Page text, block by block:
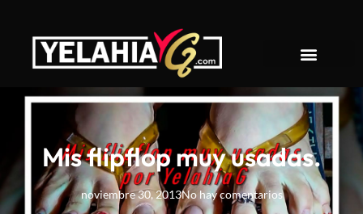
Mis flipflop muy usadas.
noviembre 30, 2013No hay comentarios